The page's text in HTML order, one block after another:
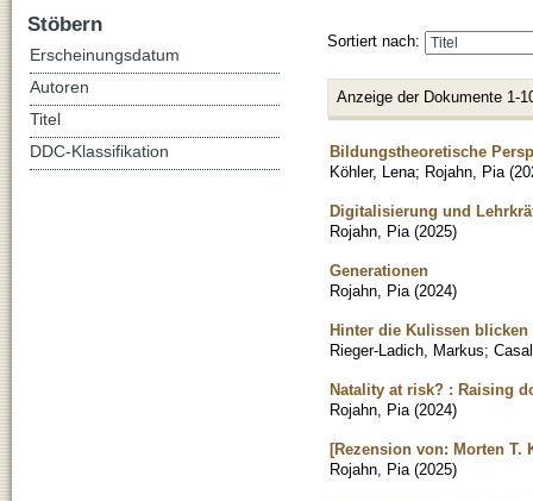
Sortiert nach:
Anzeige der Dokumente 1-
Bildungstheoretische
Köhler, Lena; Rojahn, Pia (
Digitalisierung und
Rojahn, Pia (2025)
Generationen
Rojahn, Pia (2024)
Hinter die Kulissen blicken
Rieger-Ladich, Markus;
Natality at risk? : Raising
Rojahn, Pia (2024)
[Rezension von: Morten T.
Rojahn, Pia (2025)
Stöbern
Erscheinungsdatum
Autoren
Titel
DDC-Klassifikation